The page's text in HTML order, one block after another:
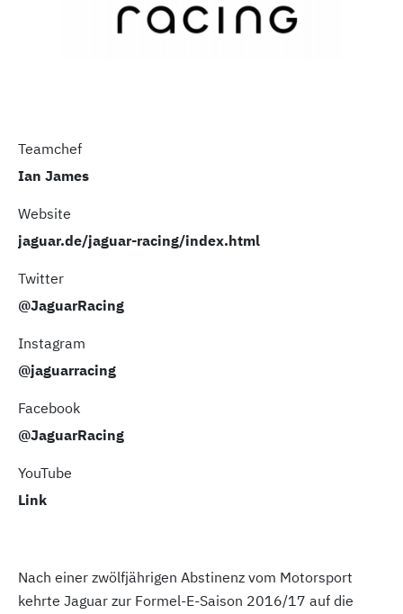
Teamchef
Ian James
Website
jaguar.de/jaguar-racing/index.html
Twitter
@JaguarRacing
Instagram
@jaguarracing
Facebook
@JaguarRacing
YouTube
Link
Nach einer zwölfjährigen Abstinenz vom Motorsport
kehrte Jaguar zur Formel-E-Saison 2016/17 auf die